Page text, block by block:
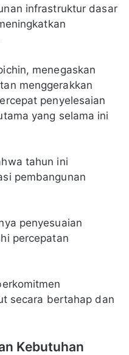
infrastruktur dasar
menegaskan
menggerakkan
penyelesaian
yang selama ini
tahun ini
pembangunan
penyesuaian
percepatan
secara bertahap dan
Kebutuhan